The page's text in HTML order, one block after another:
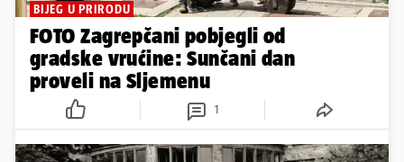
BIJEG U PRIRODU
FOTO Zagrepčani pobjegli od
gradske vrućine: Sunčani dan
proveli na Sljemenu
1